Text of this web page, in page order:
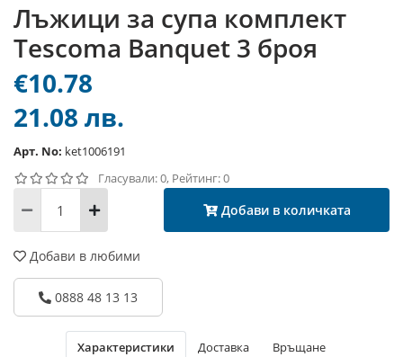
Лъжици за супа комплект
Tescoma Banquet 3 броя
€10.78
21.08 лв.
Арт. No: ket1006191
Гласували: 0, Рейтинг: 0
Добави в количката
Добави в любими
0888 48 13 13
Характеристики Доставка Връщане